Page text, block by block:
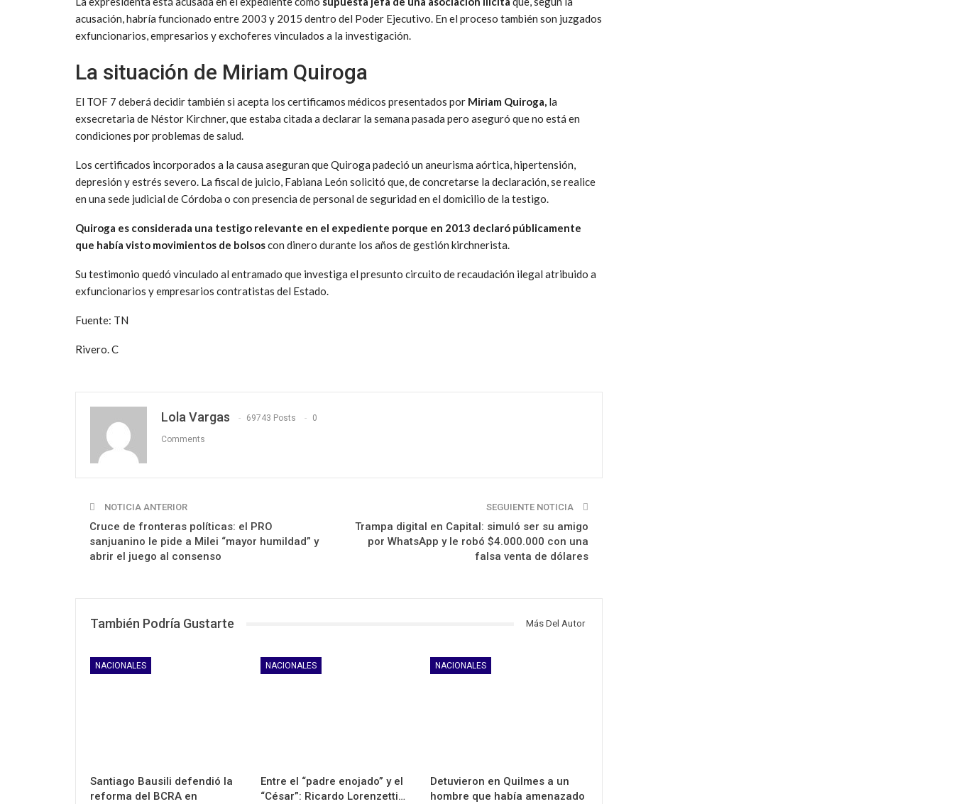
acusación, habría funcionado entre 2003 y 2015 dentro del Poder Ejecutivo. En el proceso también son juzgados
exfuncionarios, empresarios y exchoferes vinculados a la investigación.
La situación de Miriam Quiroga
El TOF 7 deberá decidir también si acepta los certificamos médicos presentados por Miriam Quiroga, la
exsecretaria de Néstor Kirchner, que estaba citada a declarar la semana pasada pero aseguró que no está en
condiciones por problemas de salud.
Los certificados incorporados a la causa aseguran que Quiroga padeció un aneurisma aórtica, hipertensión,
depresión y estrés severo. La fiscal de juicio, Fabiana León solicitó que, de concretarse la declaración, se realice
en una sede judicial de Córdoba o con presencia de personal de seguridad en el domicilio de la testigo.
Quiroga es considerada una testigo relevante en el expediente porque en 2013 declaró públicamente
que había visto movimientos de bolsoscon dinero durante los años de gestión kirchnerista.
Su testimonio quedó vinculado al entramado que investiga el presunto circuito de recaudación ilegal atribuido a
exfuncionarios y empresarios contratistas del Estado.
Fuente: TN
Rivero. C
Lola Vargas 69743 Posts 0
Comments
NOTICIA ANTERIOR
Cruce de fronteras políticas: el PRO
sanjuanino le pide a Milei “mayor humildad” y
abrir el juego al consenso
SEGUIENTE NOTICIA
Trampa digital en Capital: simuló ser su amigo
por WhatsApp y le robó $4.000.000 con una
falsa venta de dólares
También Podría Gustarte Más Del Autor
NACIONALES
Santiago Bausili defendió la
reforma del BCRA en
NACIONALES
Entre el “padre enojado” y el
“César”: Ricardo Lorenzetti…
NACIONALES
Detuvieron en Quilmes a un
hombre que había amenazado